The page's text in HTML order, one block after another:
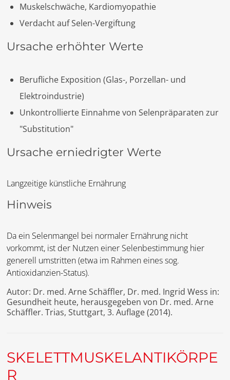
Muskelschwäche, Kardiomyopathie
Verdacht auf Selen-Vergiftung
Ursache erhöhter Werte
Berufliche Exposition (Glas-, Porzellan- und
Elektroindustrie)
Unkontrollierte Einnahme von Selenpräparaten zur
"Substitution"
Ursache erniedrigter Werte
Langzeitige künstliche Ernährung
Hinweis
Da ein Selenmangel bei normaler Ernährung nicht
vorkommt, ist der Nutzen einer Selenbestimmung hier
generell umstritten (etwa im Rahmen eines sog.
Antioxidanzien-Status).
Autor: Dr. med. Arne Schäffler, Dr. med. Ingrid Wess in:
Gesundheit heute, herausgegeben von Dr. med. Arne
Schäffler. Trias, Stuttgart, 3. Auflage (2014).
SKELETTMUSKELANTIKÖRPE
R